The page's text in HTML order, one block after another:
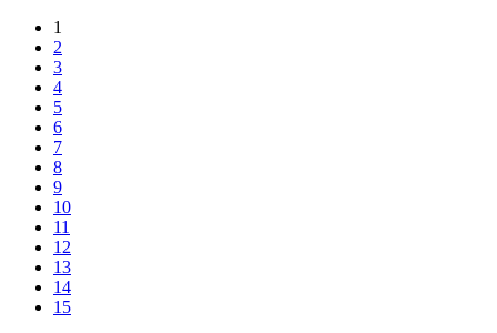
1
2
3
4
5
6
7
8
9
10
11
12
13
14
15